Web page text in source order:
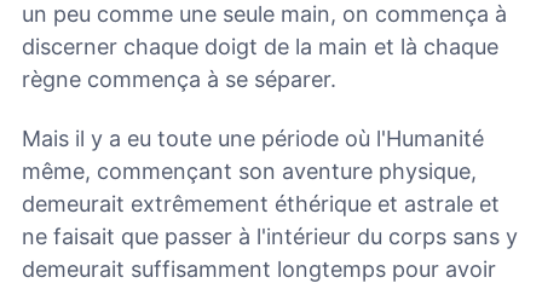
un peu comme une seule main, on commença à
discerner chaque doigt de la main et là chaque
règne commença à se séparer.
Mais il y a eu toute une période où l'Humanité
même, commençant son aventure physique,
demeurait extrêmement éthérique et astrale et
ne faisait que passer à l'intérieur du corps sans y
demeurait suffisamment longtemps pour avoir